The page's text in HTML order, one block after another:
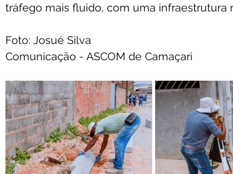
tráfego mais fluido, com uma infraestrutura
Foto: Josué Silva
Comunicação - ASCOM de Camaçari